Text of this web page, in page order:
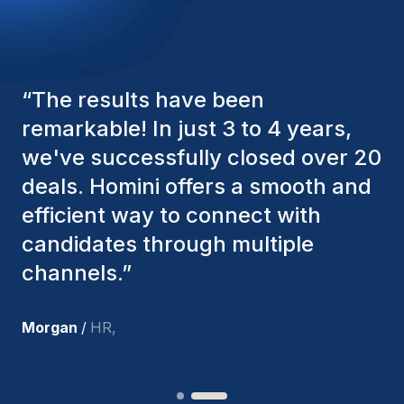
“The Homini consultants have
consistently considered various
factors to ensure they present the
best candidates. The individuals
we've hired are still with us, and
I’m truly pleased with the new
team members.
Joakin / Deputy-AMLCO